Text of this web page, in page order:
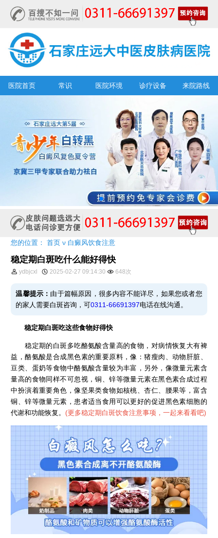
医院首页 常识 医院环境 诊疗设备 来院路线
您的位置：首页 ν 白癜风饮食注意
稳定期白斑吃什么能好得快
ydbjcxl 2025-02-27 09:14:30 648次
温馨提示： 由于篇幅原因，很多内容不能详尽，如果您或者您
的家人需要白斑咨询，可0311-66691397电话在线沟通。
稳定期白斑吃这些食物好得快
稳定期的白斑多吃酪氨酸含量高的食物，对病情恢复大有裨
益，酪氨酸是合成黑色素的重要原料，像：猪瘦肉、动物肝脏、
豆类、蛋奶等食物中酪氨酸含量较为丰富，另外，像微量元素含
量高的食物同样不可忽视，铜、锌等微量元素在黑色素合成过程
中扮演着重要角色，像坚果类食物如核桃、杏仁、腰果等，富含
铜、锌等微量元素，患者适当食用可以更好的促进黑色素细胞的
代谢和功能恢复。 (更多稳定期白斑饮食注意事项，一起来看看吧)